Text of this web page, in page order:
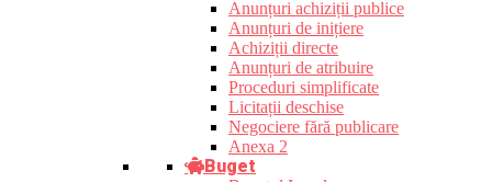
Anunțuri achiziții publice
Anunțuri de inițiere
Achiziții directe
Anunțuri de atribuire
Proceduri simplificate
Licitații deschise
Negociere fără publicare
Anexa 2
Buget